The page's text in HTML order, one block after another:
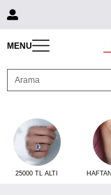
MENU
25000 TL ALTI